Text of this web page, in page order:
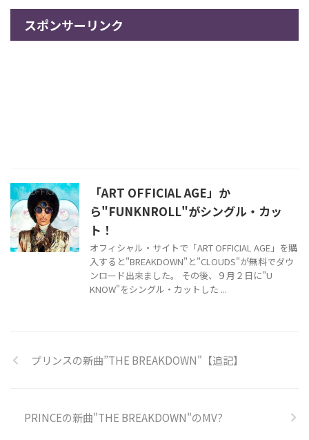
スポンサーリンク
「ART OFFICIAL AGE」か
ら"FUNKNROLL"がシングル・カッ
ト！
オフィシャル・サイトで「ART OFFICIAL AGE」を購
入すると"BREAKDOWN"と"CLOUDS"が無料でダウ
ンロード出来ました。 その後、９月２日に"U
KNOW"をシングル・カットした ...
プリンスの新曲”THE BREAKDOWN"【追記】
PRINCEの新曲"THE BREAKDOWN"のMV?